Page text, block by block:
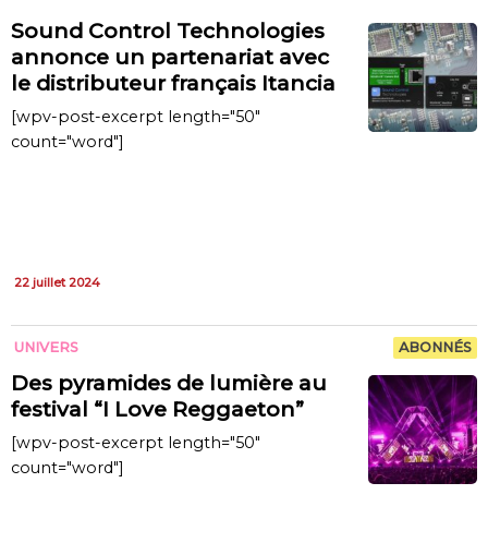
Sound Control Technologies
annonce un partenariat avec
le distributeur français Itancia
[wpv-post-excerpt length="50"
count="word"]
22 juillet 2024
UNIVERS ABONNÉS
Des pyramides de lumière au
festival “I Love Reggaeton”
[wpv-post-excerpt length="50"
count="word"]